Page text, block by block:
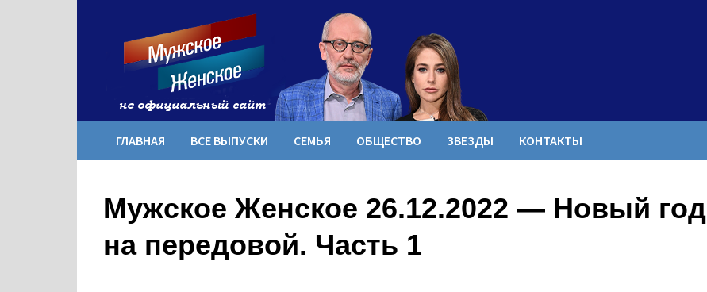
содержимому
ГЛАВНАЯ ВСЕ ВЫПУСКИ СЕМЬЯ ОБЩЕСТВО ЗВЕЗДЫ КОНТАКТЫ
Мужское Женское 26.12.2022 — Новый год
на передовой. Часть 1